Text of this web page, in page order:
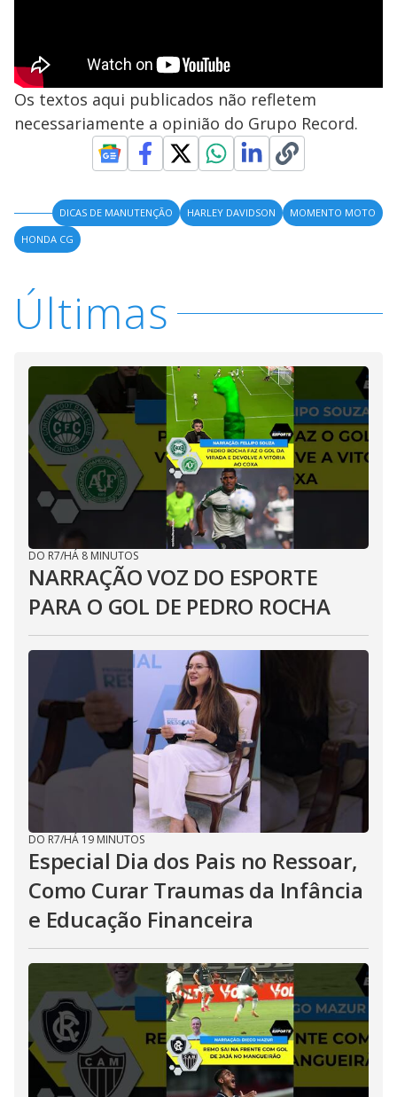
Os textos aqui publicados não refletem
necessariamente a opinião do Grupo Record.
DICAS DE MANUTENÇÃO HARLEY DAVIDSON
MOMENTO MOTO
HONDA CG
Últimas
DO R7/HÁ 8 MINUTOS
NARRAÇÃO VOZ DO ESPORTE
PARA O GOL DE PEDRO ROCHA
DO R7/HÁ 19 MINUTOS
Especial Dia dos Pais no Ressoar,
Como Curar Traumas da Infância
e Educação Financeira